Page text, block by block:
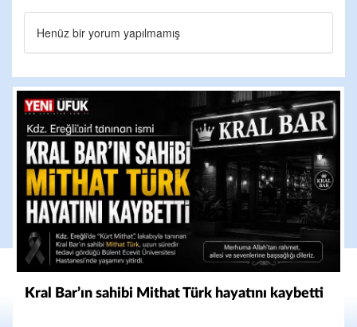
Henüz bir yorum yapılmamış
Kral Bar’ın sahibi Mithat Türk hayatını kaybetti